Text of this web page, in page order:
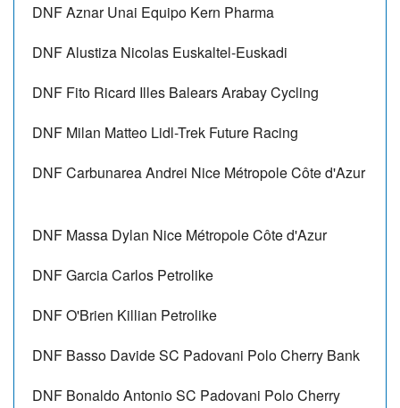
DNFAznar Unai Equipo Kern Pharma
DNFAlustiza Nicolas Euskaltel-Euskadi
DNF Fito Ricard Illes Balears Arabay Cycling
DNF Milan Matteo Lidl-Trek Future Racing
DNFCarbunarea Andrei Nice Métropole Côte d'Azur
DNF Massa Dylan Nice Métropole Côte d'Azur
DNFGarcia Carlos Petrolike
DNFO'Brien Killian Petrolike
DNF Basso DavideSC Padovani Polo Cherry Bank
DNF Bonaldo AntonioSC Padovani Polo Cherry